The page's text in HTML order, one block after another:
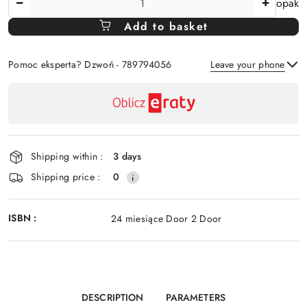
Of
opak
Add to basket
Pomoc eksperta? Dzwoń - 789794056 Leave your phone
and
delivery
Shipping within :
3 days
Shipping price :
0
ISBN : 24 miesiące Door 2 Door
DESCRIPTION PARAMETERS